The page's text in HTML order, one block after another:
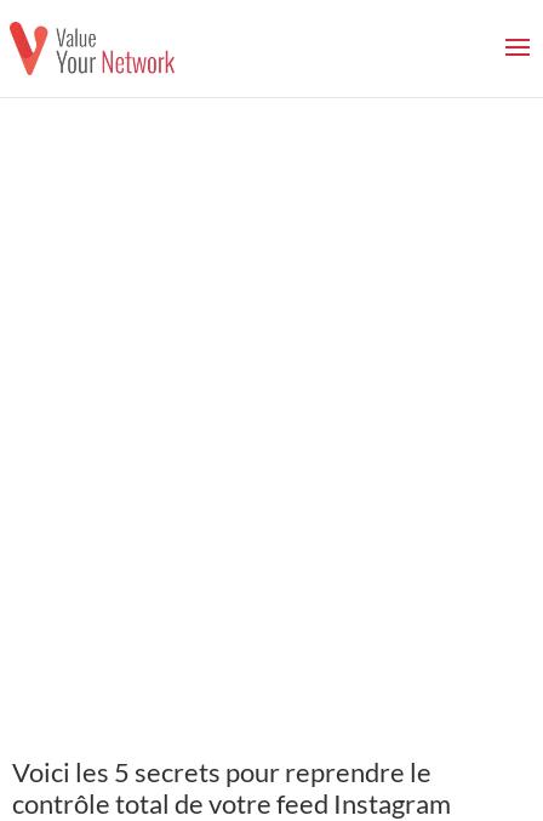
Voici les 5 secrets pour reprendre le
contrôle total de votre feed Instagram